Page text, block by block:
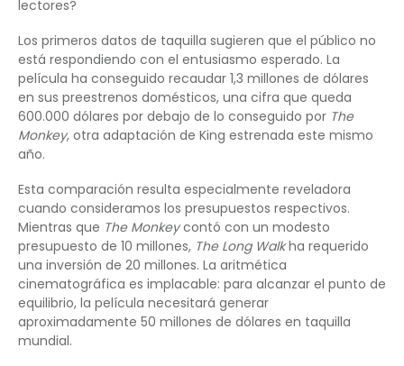
lectores?
Los primeros datos de taquilla sugieren que el público no
está respondiendo con el entusiasmo esperado. La
película ha conseguido recaudar 1,3 millones de dólares
en sus preestrenos domésticos, una cifra que queda
600.000 dólares por debajo de lo conseguido por The
Monkey, otra adaptación de King estrenada este mismo
año.
Esta comparación resulta especialmente reveladora
cuando consideramos los presupuestos respectivos.
Mientras que The Monkeycontó con un modesto
presupuesto de 10 millones, The Long Walkha requerido
una inversión de 20 millones. La aritmética
cinematográfica es implacable: para alcanzar el punto de
equilibrio, la película necesitará generar
aproximadamente 50 millones de dólares en taquilla
mundial.